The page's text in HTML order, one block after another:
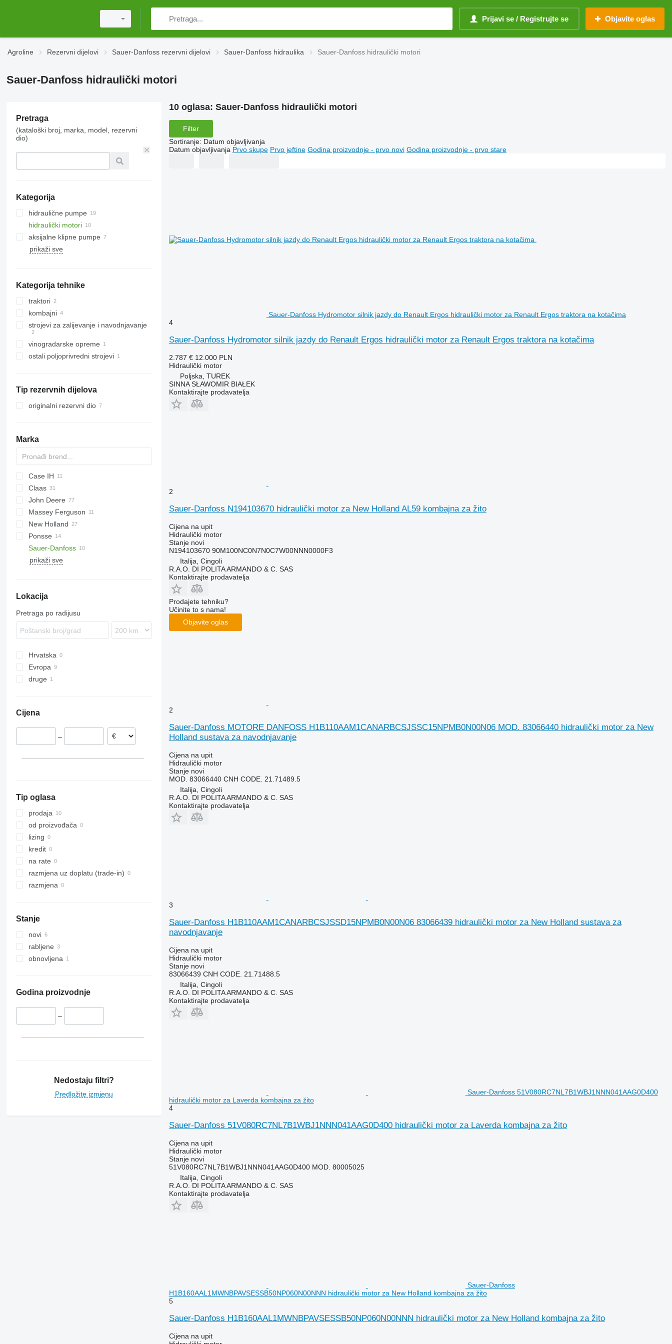
Prijavi se / Registrujte se Objavite oglas
Agroline Rezervni dijelovi Sauer-Danfoss rezervni dijelovi Sauer-Danfoss hidraulika Sauer-Danfoss hidraulički motori
Sauer-Danfoss hidraulički motori
Pretraga
(kataloški broj, marka, model, rezervni
dio)
Kategorija
hidraulične pumpe
hidraulički motori
aksijalne klipne pumpe
prikaži sve
Kategorija tehnike
traktori
traktori na kotačima
kombajni
kombajni za žito
strojevi za zaliјеvanje i navodnjavanje
sustavi za navodnjavanje
vinogradarske opreme
ostali poljoprivredni strojevi
Tip rezervnih dijelova
originalni rezervni dio
Marka
Case IH
5088
5130
5140
6088
6130
6140
7088
7230
Claas
Commandor
Conspeed
Dominator
Jaguar
Lexion
D-series
6610
John Deere
810
1270
1470
1910
4730
9500
F-series
S-series
Big X
MRT
Massey Ferguson
30
34
38
40
New Holland
CR
CX
FX
TS
Ponsse
Ergo
Fox
Ergos
Sauer-Danfoss
810
1470
840
prikaži sve
Lokacija
Pretraga po radijusu
Hrvatska
Evropa
Italija
druge
Cijena
–
Tip oglasa
prodaja
od proizvođača
lizing
kredit
na rate
razmjena uz doplatu (trade-in)
razmjena
Stanje
novi
rabljene
obnovljena
Godina proizvodnje
–
Nedostaju filtri?
Predložite izmjenu
10 oglasa: Sauer-Danfoss hidraulički motori
Filter
Sortiranje: Datum objavljivanja
Datum objavljivanja Prvo skupe Prvo jeftine Godina proizvodnje - prvo novi Godina proizvodnje - prvo stare
Sauer-Danfoss Hydromotor silnik jazdy do Renault Ergos hidraulički motor za Renault Ergos traktora na kotačima
4
Sauer-Danfoss Hydromotor silnik jazdy do Renault Ergos hidraulički motor za Renault Ergos traktora na kotačima
2.787 € 12.000 PLN
Hidraulički motor
Poljska, TUREK
SINNA SŁAWOMIR BIAŁEK
Kontaktirajte prodavatelja
2
Sauer-Danfoss N194103670 hidraulički motor za New Holland AL59 kombajna za žito
Cijena na upit
Hidraulički motor
Stanjenovi
N194103670 90M100NC0N7N0C7W00NNN0000F3
Italija, Cingoli
R.A.O. DI POLITA ARMANDO & C. SAS
Kontaktirajte prodavatelja
Prodajete tehniku?
Učinite to s nama!
Objavite oglas
2
Sauer-Danfoss MOTORE DANFOSS H1B110AAM1CANARBCSJSSC15NPMB0N00N06 MOD. 83066440 hidraulički motor za New
Holland sustava za navodnjavanje
Cijena na upit
Hidraulički motor
Stanjenovi
MOD. 83066440 CNH CODE. 21.71489.5
Italija, Cingoli
R.A.O. DI POLITA ARMANDO & C. SAS
Kontaktirajte prodavatelja
3
Sauer-Danfoss H1B110AAM1CANARBCSJSSD15NPMB0N00N06 83066439 hidraulički motor za New Holland sustava za
navodnjavanje
Cijena na upit
Hidraulički motor
Stanjenovi
83066439 CNH CODE. 21.71488.5
Italija, Cingoli
R.A.O. DI POLITA ARMANDO & C. SAS
Kontaktirajte prodavatelja
Sauer-Danfoss 51V080RC7NL7B1WBJ1NNN041AAG0D400
hidraulički motor za Laverda kombajna za žito
4
Sauer-Danfoss 51V080RC7NL7B1WBJ1NNN041AAG0D400 hidraulički motor za Laverda kombajna za žito
Cijena na upit
Hidraulički motor
Stanjenovi
51V080RC7NL7B1WBJ1NNN041AAG0D400 MOD. 80005025
Italija, Cingoli
R.A.O. DI POLITA ARMANDO & C. SAS
Kontaktirajte prodavatelja
Sauer-Danfoss
H1B160AAL1MWNBPAVSESSB50NP060N00NNN hidraulički motor za New Holland kombajna za žito
5
Sauer-Danfoss H1B160AAL1MWNBPAVSESSB50NP060N00NNN hidraulički motor za New Holland kombajna za žito
Cijena na upit